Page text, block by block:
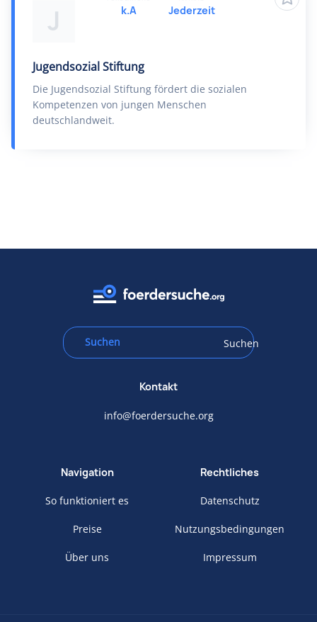
J
Jugendsozial Stiftung
Die Jugendsozial Stiftung fördert die sozialen
Kompetenzen von jungen Menschen
deutschlandweit.
k.A Jederzeit
Suchen
Kontakt
info@foerdersuche.org
Navigation
So funktioniert es
Preise
Über uns
Rechtliches
Datenschutz
Nutzungsbedingungen
Impressum